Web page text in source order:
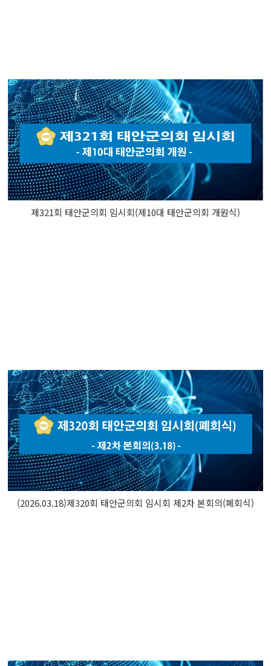
제321회 태안군의회 임시회(제10대 태안군의회 개원식)
(2026.03.18)제320회 태안군의회 임시회 제2차 본회의(폐회식)